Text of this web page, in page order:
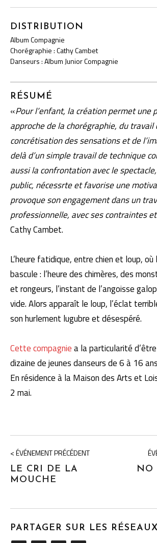
DISTRIBUTION
Album Compagnie
Chorégraphie : Cathy Cambet
Danseurs : Album Junior Compagnie
RÉSUMÉ
«Pour l’enfant, la création permet une
approche de la chorégra­phie, du travail
concrétisation des sensations et de
delà d’un simple travail de technique
aussi la confronta­tion avec le
public, nécessrte et favorise une
provoque son engagement dans un
pro­fessionnelle, avec ses contraintes
Cathy Cambet.
L’heure fatidique, entre chien et loup, où
bascule : l’heure des chimères, des
et rongeurs, l’instant de l’angoisse
vide. Alors apparaît le loup, l’éclat
son hurlement lugubre et désespéré.
Cette compagniea la particularité
dizaine de jeunes danseurs de 6 à 16
En résidence à la Maison des Arts et
2 mai.
< ÉVÉNEMENT PRÉCÉDENT
LE CRI DE LA
MOUCHE
NO
PARTAGER SUR LES RÉSEAUX